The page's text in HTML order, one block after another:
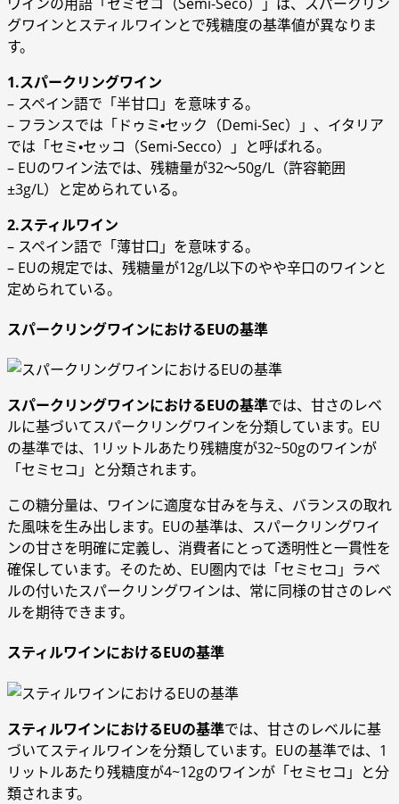
グワインとスティルワインとで残糖度の基準値が異なりま
す。
1.スパークリングワイン
– スペイン語で「半甘口」を意味する。
– フランスでは「ドゥミ・セック（Demi-Sec）」、イタリア
では「セミ・セッコ（Semi-Secco）」と呼ばれる。
– EUのワイン法では、残糖量が32～50g/L（許容範囲
±3g/L）と定められている。
2.スティルワイン
– スペイン語で「薄甘口」を意味する。
– EUの規定では、残糖量が12g/L以下のやや辛口のワインと
定められている。
スパークリングワインにおけるEUの基準
スパークリングワインにおけるEUの基準では、甘さのレベ
ルに基づいてスパークリングワインを分類しています。EU
の基準では、1リットルあたり残糖度が32~50gのワインが
「セミセコ」と分類されます。
この糖分量は、ワインに適度な甘みを与え、バランスの取れ
た風味を生み出します。EUの基準は、スパークリングワイ
ンの甘さを明確に定義し、消費者にとって透明性と一貫性を
確保しています。そのため、EU圏内では「セミセコ」ラベ
ルの付いたスパークリングワインは、常に同様の甘さのレベ
ルを期待できます。
スティルワインにおけるEUの基準
スティルワインにおけるEUの基準では、甘さのレベルに基
づいてスティルワインを分類しています。EUの基準では、1
リットルあたり残糖度が4~12gのワインが「セミセコ」と分
類されます。